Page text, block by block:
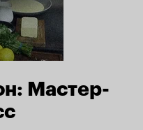
Мастер-